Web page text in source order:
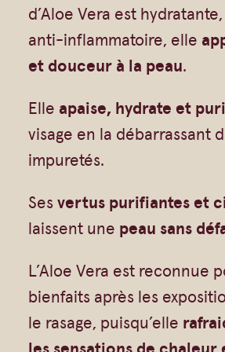
Vrac
Authentiques
Savons moulés
Beurre de Karité
Végétales
Barres détachantes
Savons sur corde
Argiles
Crèmes visages
Eaux florales
Exfoliants
Savons sur corde
Gommages
Savons en barre
Huiles
Shampoings
Livres
d’Aloe Vera est
anti-inflammatoire, elle
et douceur à la peau.
Elle apaise, hydrate et
visage en la débarrassant
impuretés.
Sesvertus purifiantes et
laissent une peau sans
L’Aloe Vera est reconnue
bienfaits après les
le rasage, puisqu’elle
t
i
t
d
e
E
u
f
l
o
r
a